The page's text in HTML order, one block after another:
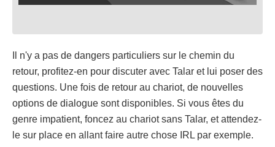
Il n'y a pas de dangers particuliers sur le chemin du
retour, profitez-en pour discuter avec Talar et lui poser des
questions. Une fois de retour au chariot, de nouvelles
options de dialogue sont disponibles. Si vous êtes du
genre impatient, foncez au chariot sans Talar, et attendez-
le sur place en allant faire autre chose IRL par exemple.